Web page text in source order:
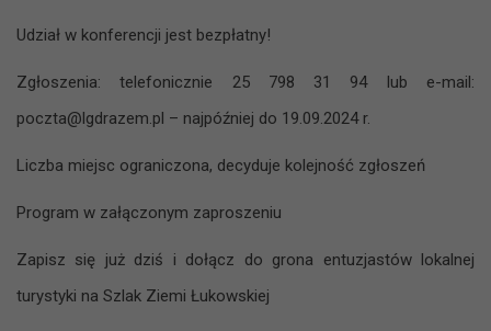
Udział w konferencji jest bezpłatny!
Zgłoszenia: telefonicznie 25 798 31 94 lub e-mail:
poczta@lgdrazem.pl – najpóźniej do 19.09.2024 r.
Liczba miejsc ograniczona, decyduje kolejność zgłoszeń
Program w załączonym zaproszeniu
Zapisz się już dziś i dołącz do grona entuzjastów lokalnej
turystyki na Szlak Ziemi Łukowskiej